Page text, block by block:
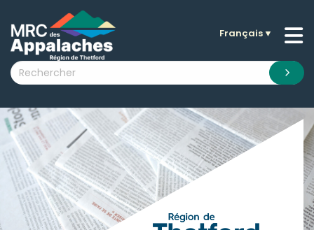
submenu (La MRC )
submenu (Citoyens )
submenu (Visiteurs )
submenu (Nouvelles )
submenu (Documentation )
Français▼